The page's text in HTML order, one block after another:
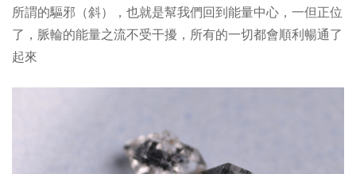
所謂的驅邪（斜），也就是幫我們回到能量中心，一但正位
了，脈輪的能量之流不受干擾，所有的一切都會順利暢通了
起來